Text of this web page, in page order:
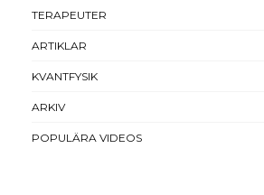
TERAPEUTER
ARTIKLAR
KVANTFYSIK
ARKIV
POPULÄRA VIDEOS